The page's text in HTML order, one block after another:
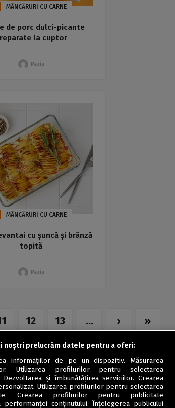
MÂNCĂRURI CU CARNE
de porc dulci-picante
la cuptor
Maria
MÂNCĂRURI CU CARNE
cu șuncă și brânză
topită
Maria
12 13 ... › »
noștri prelucrăm datele pentru a oferi:
informațiilor de pe un dispozitiv. Măsurarea
Utilizarea profilurilor pentru selectarea
Dezvoltarea și îmbunătățirea serviciilor. Crearea
Utilizarea profilurilor pentru selectarea
Crearea profilurilor pentru publicitate
performanței conținutului. Înțelegerea publicului